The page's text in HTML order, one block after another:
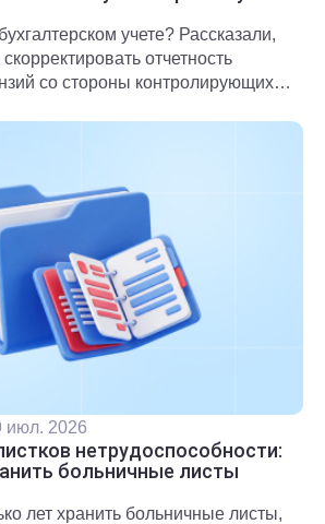
учете? Рассказали,
отчетность
со стороны контролирующих
июл. 2026
нетрудоспособности:
больничные листы
лет хранить больничные листы,